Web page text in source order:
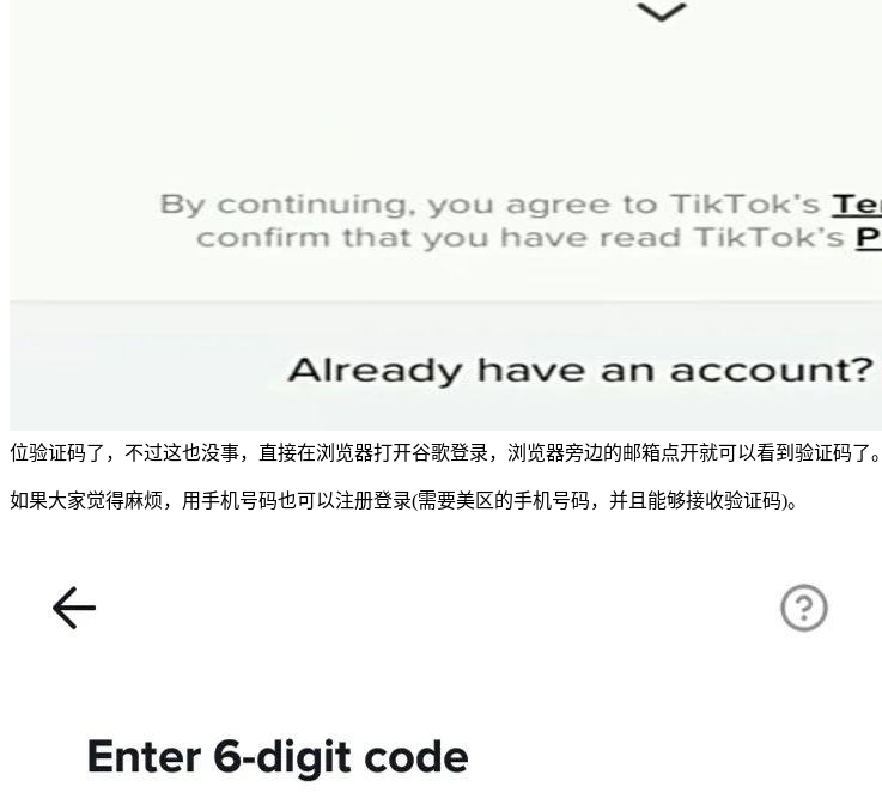
位验证码了，不过这也没事，直接在浏览器打开谷歌登录，浏览器旁边的邮箱点开就可以看到验证码了。
如果大家觉得麻烦，用手机号码也可以注册登录(需要美区的手机号码，并且能够接收验证码)。